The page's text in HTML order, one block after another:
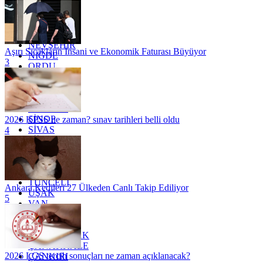
MARDİN
MERSİN
MUĞLA
MUŞ
NEVŞEHİR
NİĞDE
ORDU
OSMANİYE
RİZE
SAKARYA
SAMSUN
SİNOP
SİVAS
SİİRT
TEKİRDAĞ
TOKAT
TRABZON
TUNCELİ
UŞAK
VAN
YALOVA
YOZGAT
ZONGULDAK
ÇANAKKALE
ÇANKIRI
Aşırı Sıcakların İnsani ve Ekonomik Faturası Büyüyor
3
2026 KPSS ne zaman? sınav tarihleri belli oldu
4
Ankara Kedileri 27 Ülkeden Canlı Takip Ediliyor
5
2026 LGS tercih sonuçları ne zaman açıklanacak?